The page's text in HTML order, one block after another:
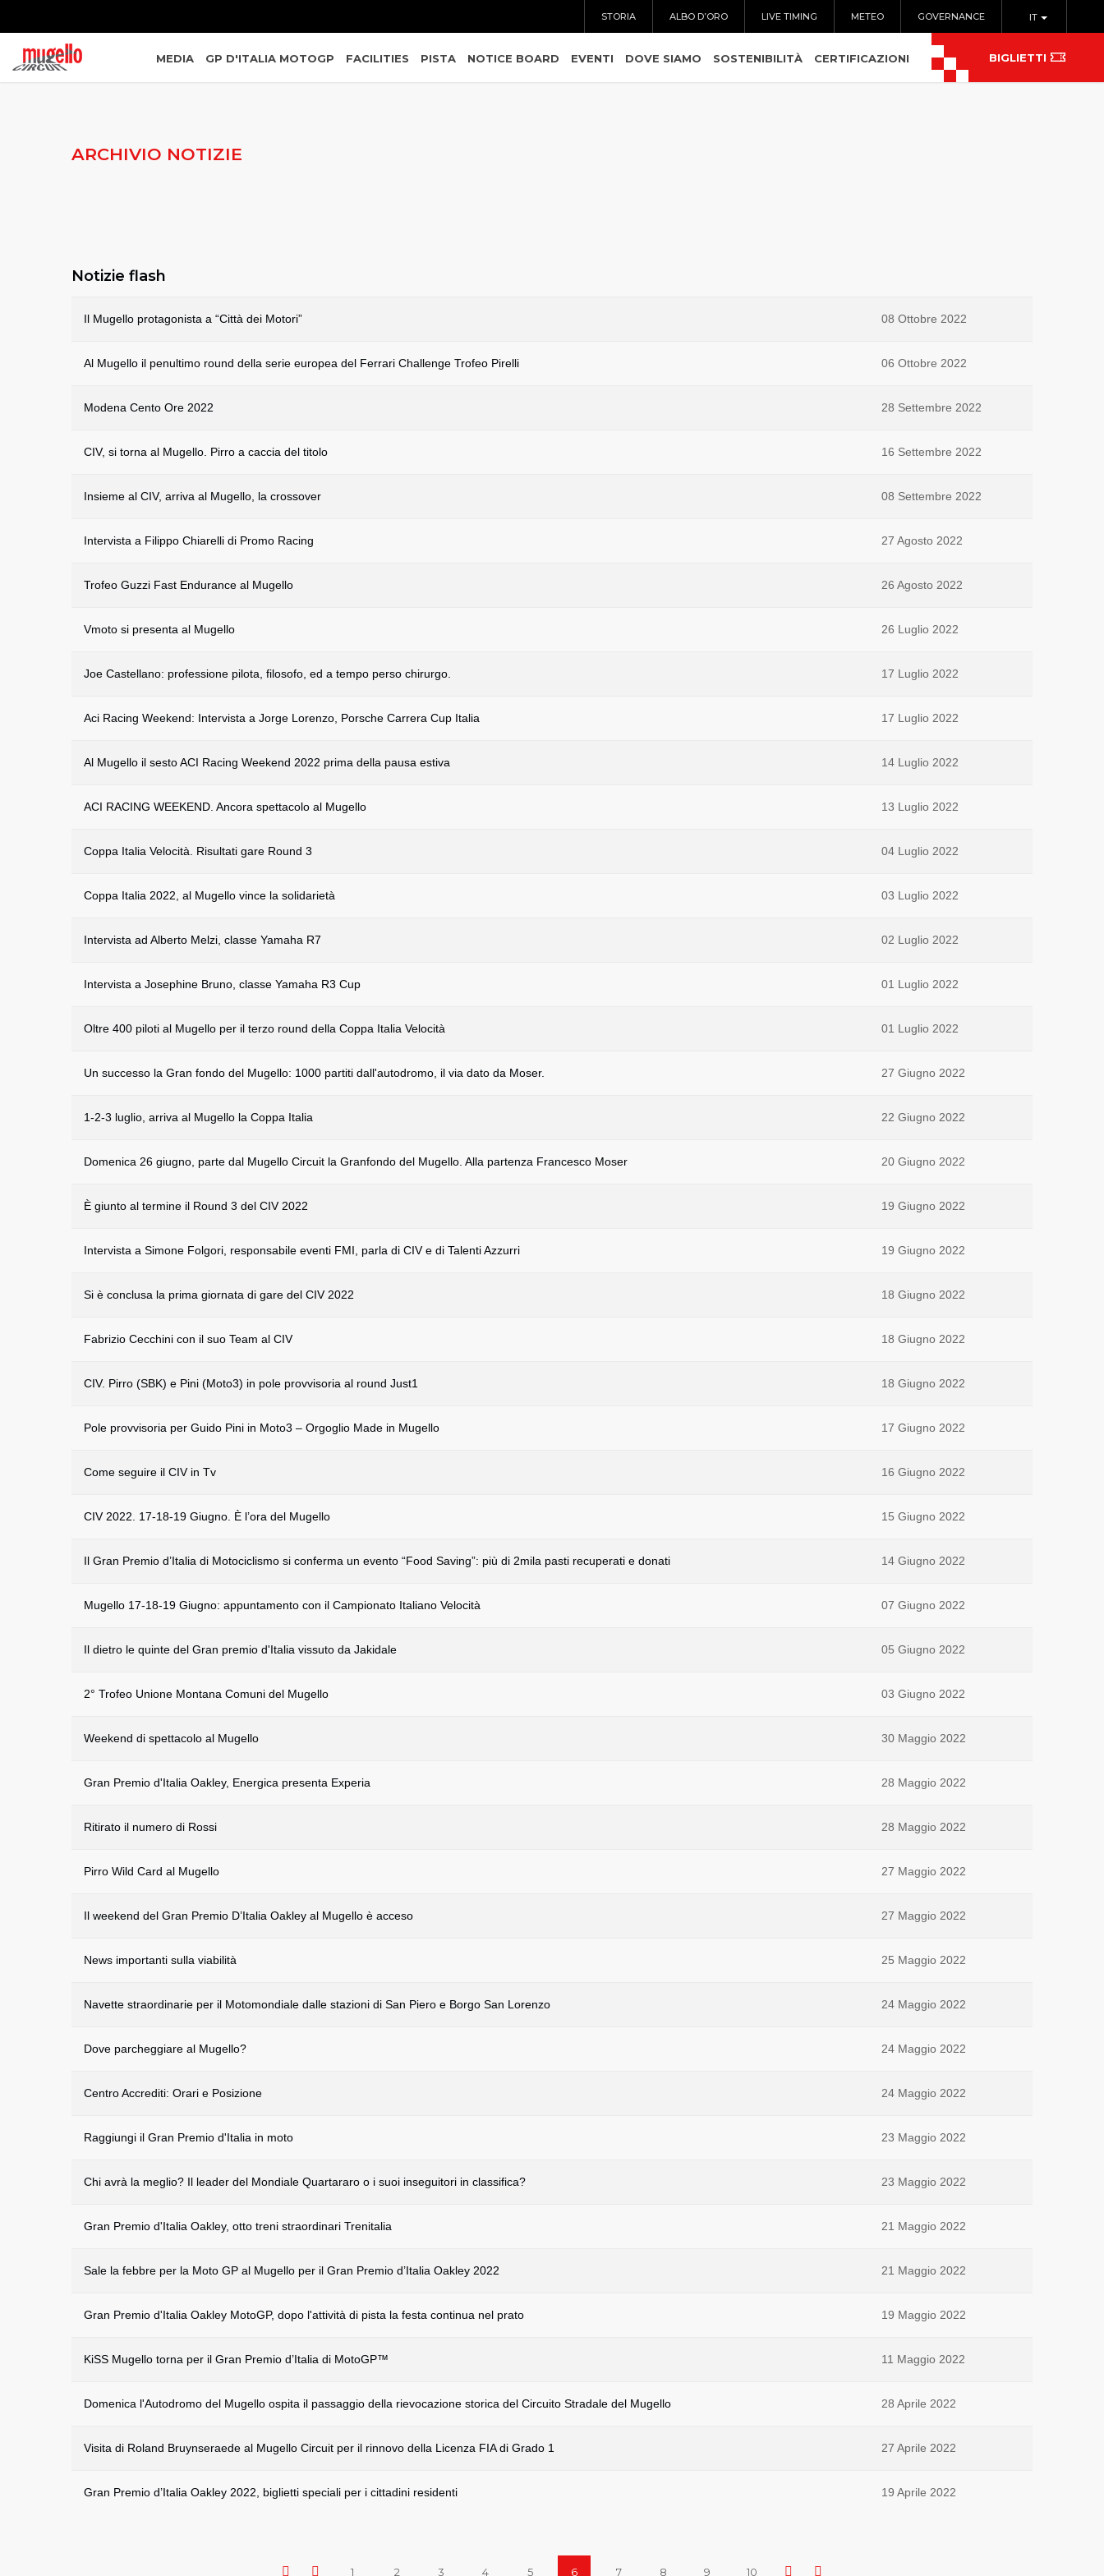
IT
STORIA ALBO D’ORO LIVE TIMING METEO GOVERNANCE
MEDIA GP D'ITALIA MOTOGP FACILITIES PISTA NOTICE BOARD EVENTI DOVE SIAMO SOSTENIBILITÀ CERTIFICAZIONI BIGLIETTI
ARCHIVIO NOTIZIE
Notizie flash
Il Mugello protagonista a “Città dei Motori” 08 Ottobre 2022
Al Mugello il penultimo round della serie europea del Ferrari Challenge Trofeo Pirelli 06 Ottobre 2022
Modena Cento Ore 2022 28 Settembre 2022
CIV, si torna al Mugello. Pirro a caccia del titolo 16 Settembre 2022
Insieme al CIV, arriva al Mugello, la crossover 08 Settembre 2022
Intervista a Filippo Chiarelli di Promo Racing 27 Agosto 2022
Trofeo Guzzi Fast Endurance al Mugello 26 Agosto 2022
Vmoto si presenta al Mugello 26 Luglio 2022
Joe Castellano: professione pilota, filosofo, ed a tempo perso chirurgo. 17 Luglio 2022
Aci Racing Weekend: Intervista a Jorge Lorenzo, Porsche Carrera Cup Italia 17 Luglio 2022
Al Mugello il sesto ACI Racing Weekend 2022 prima della pausa estiva 14 Luglio 2022
ACI RACING WEEKEND. Ancora spettacolo al Mugello 13 Luglio 2022
Coppa Italia Velocità. Risultati gare Round 3 04 Luglio 2022
Coppa Italia 2022, al Mugello vince la solidarietà 03 Luglio 2022
Intervista ad Alberto Melzi, classe Yamaha R7 02 Luglio 2022
Intervista a Josephine Bruno, classe Yamaha R3 Cup 01 Luglio 2022
Oltre 400 piloti al Mugello per il terzo round della Coppa Italia Velocità 01 Luglio 2022
Un successo la Gran fondo del Mugello: 1000 partiti dall'autodromo, il via dato da Moser. 27 Giugno 2022
1-2-3 luglio, arriva al Mugello la Coppa Italia 22 Giugno 2022
Domenica 26 giugno, parte dal Mugello Circuit la Granfondo del Mugello. Alla partenza Francesco Moser 20 Giugno 2022
È giunto al termine il Round 3 del CIV 2022 19 Giugno 2022
Intervista a Simone Folgori, responsabile eventi FMI, parla di CIV e di Talenti Azzurri 19 Giugno 2022
Si è conclusa la prima giornata di gare del CIV 2022 18 Giugno 2022
Fabrizio Cecchini con il suo Team al CIV 18 Giugno 2022
CIV. Pirro (SBK) e Pini (Moto3) in pole provvisoria al round Just1 18 Giugno 2022
Pole provvisoria per Guido Pini in Moto3 – Orgoglio Made in Mugello 17 Giugno 2022
Come seguire il CIV in Tv 16 Giugno 2022
CIV 2022. 17-18-19 Giugno. È l’ora del Mugello 15 Giugno 2022
Il Gran Premio d’Italia di Motociclismo si conferma un evento “Food Saving”: più di 2mila pasti recuperati e donati 14 Giugno 2022
Mugello 17-18-19 Giugno: appuntamento con il Campionato Italiano Velocità 07 Giugno 2022
Il dietro le quinte del Gran premio d'Italia vissuto da Jakidale 05 Giugno 2022
2° Trofeo Unione Montana Comuni del Mugello 03 Giugno 2022
Weekend di spettacolo al Mugello 30 Maggio 2022
Gran Premio d'Italia Oakley, Energica presenta Experia 28 Maggio 2022
Ritirato il numero di Rossi 28 Maggio 2022
Pirro Wild Card al Mugello 27 Maggio 2022
Il weekend del Gran Premio D’Italia Oakley al Mugello è acceso 27 Maggio 2022
News importanti sulla viabilità 25 Maggio 2022
Navette straordinarie per il Motomondiale dalle stazioni di San Piero e Borgo San Lorenzo 24 Maggio 2022
Dove parcheggiare al Mugello? 24 Maggio 2022
Centro Accrediti: Orari e Posizione 24 Maggio 2022
Raggiungi il Gran Premio d'Italia in moto 23 Maggio 2022
Chi avrà la meglio? Il leader del Mondiale Quartararo o i suoi inseguitori in classifica? 23 Maggio 2022
Gran Premio d'Italia Oakley, otto treni straordinari Trenitalia 21 Maggio 2022
Sale la febbre per la Moto GP al Mugello per il Gran Premio d’Italia Oakley 2022 21 Maggio 2022
Gran Premio d'Italia Oakley MotoGP, dopo l'attività di pista la festa continua nel prato 19 Maggio 2022
KiSS Mugello torna per il Gran Premio d’Italia di MotoGP™ 11 Maggio 2022
Domenica l'Autodromo del Mugello ospita il passaggio della rievocazione storica del Circuito Stradale del Mugello 28 Aprile 2022
Visita di Roland Bruynseraede al Mugello Circuit per il rinnovo della Licenza FIA di Grado 1 27 Aprile 2022
Gran Premio d’Italia Oakley 2022, biglietti speciali per i cittadini residenti 19 Aprile 2022
1 2 3 4 5 6 7 8 9 10